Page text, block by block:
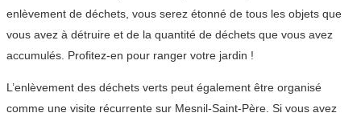
enlèvement de déchets, vous serez étonné de tous les objets que
vous avez à détruire et de la quantité de déchets que vous avez
accumulés. Profitez-en pour ranger votre jardin !
L’enlèvement des déchets verts peut également être organisé
comme une visite récurrente sur Mesnil-Saint-Père. Si vous avez